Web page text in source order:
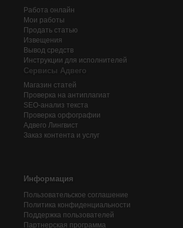
Работа онлайн
Мои работы
Продать статью
Извещения
Вывод средств
Инструкции для исполнителей
Сервисы Адвего
Магазин статей
Проверка на антиплагиат
SEO-анализ текста
Проверка орфографии
Адвего Лингвист
Заказ контента и услуг
Информация
Пользовательское соглашение
Политика конфиденциальности
Поддержка пользователей
Партнерская программа